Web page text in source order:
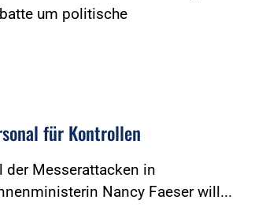
um politische
für Kontrollen
der Messerattacken in
Nancy Faeser will...